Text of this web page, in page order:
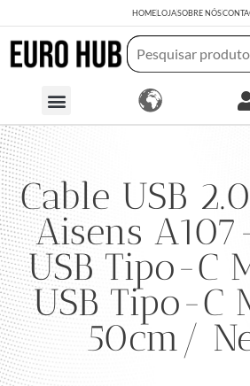
HOMELOJASOBRE NÓS
Cable USB
Aisens
USB Tipo-C
USB Tipo-C
50cm/